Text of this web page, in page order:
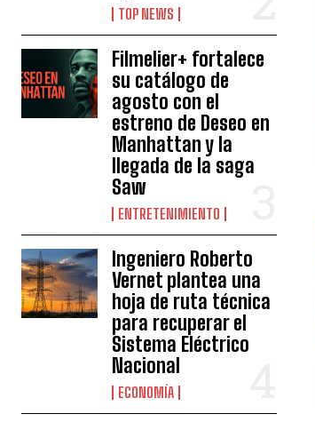
TOP NEWS
Filmelier+ fortalece
su catálogo de
agosto con el
estreno de Deseo en
Manhattan y la
llegada de la saga
Saw
ENTRETENIMIENTO
Ingeniero Roberto
Vernet plantea una
hoja de ruta técnica
para recuperar el
Sistema Eléctrico
Nacional
ECONOMÍA